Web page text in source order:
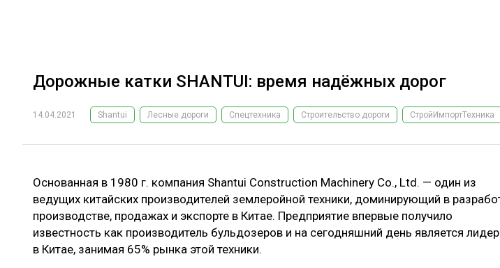
Дорожные катки SHANTUI: время надёжных дорог
14.04.2021 Shantui Лесные дороги Спецтехника Строительство дороги СтройИмпортТехника
Основанная в 1980 г. компания Shantui Construction Machinery Co., Ltd. — один из
ведущих китайских производителей землеройной техники, доминирующий в
производстве, продажах и экспорте в Китае. Предприятие впервые получило
известность как производитель бульдозеров и на сегодняшний день является
в Китае, занимая 65% рынка этой техники.